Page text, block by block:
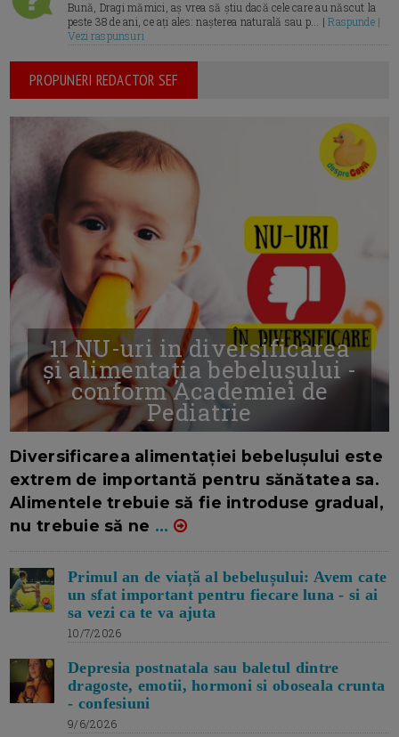
Bună, Dragi mămici, aș vrea să știu dacă cele care au născut la
peste 38 de ani, ce ați ales: nașterea naturală sau p... |Raspunde |
Vezi raspunsuri
PROPUNERI REDACTOR SEF
11 NU-uri in diversificarea
și alimentația bebelușului -
conform Academiei de
Pediatrie
Diversificarea alimentației bebelușului este
extrem de importantă pentru sănătatea sa.
Alimentele trebuie să fie introduse gradual,
nu trebuie să ne ...
Primul an de viață al bebelușului: Avem cate
un sfat important pentru fiecare luna - si ai
sa vezi ca te va ajuta
10/7/2026
Depresia postnatala sau baletul dintre
dragoste, emotii, hormoni si oboseala crunta
- confesiuni
9/6/2026